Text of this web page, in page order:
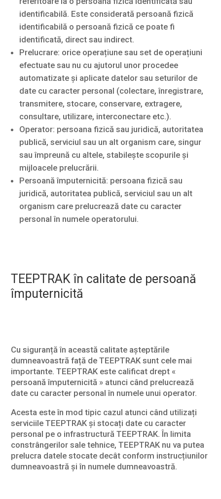
identificabilă. Este considerată persoană fizică
identificabilă o persoană fizică ce poate fi
identificată, direct sau indirect.
Prelucrare: orice operațiune sau set de operațiuni
efectuate sau nu cu ajutorul unor procedee
automatizate și aplicate datelor sau seturilor de
date cu caracter personal (colectare, înregistrare,
transmitere, stocare, conservare, extragere,
consultare, utilizare, interconectare etc.).
Operator: persoana fizică sau juridică, autoritatea
publică, serviciul sau un alt organism care, singur
sau împreună cu altele, stabilește scopurile și
mijloacele prelucrării.
Persoană împuternicită: persoana fizică sau
juridică, autoritatea publică, serviciul sau un alt
organism care prelucrează date cu caracter
personal în numele operatorului.
TEEPTRAK în calitate de persoană
împuternicită
Cu siguranță în această calitate așteptările
dumneavoastră față de TEEPTRAK sunt cele mai
importante. TEEPTRAK este calificat drept «
persoană împuternicită » atunci când prelucrează
date cu caracter personal în numele unui operator.
Acesta este în mod tipic cazul atunci când utilizați
serviciile TEEPTRAK și stocați date cu caracter
personal pe o infrastructură TEEPTRAK. În limita
constrângerilor sale tehnice, TEEPTRAK nu va putea
prelucra datele stocate decât conform instrucțiunilor
dumneavoastră și în numele dumneavoastră.